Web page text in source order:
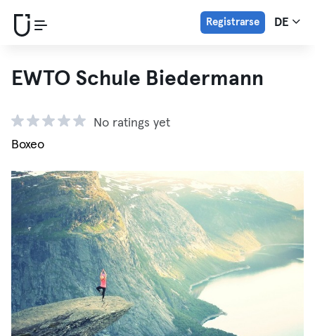
Registrarse DE
EWTO Schule Biedermann
No ratings yet
Boxeo